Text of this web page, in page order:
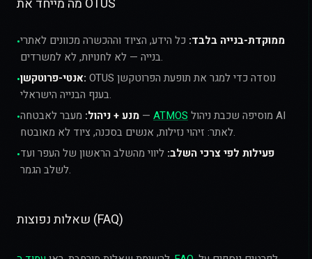
מה מייחד את OTUS
• ממוקדת-בנייה בלבד: כל הידע, הציוד וההכשרה מכוונים לאתרי
בנייה — לא לחנויות, לא למשרדים.
•
אנטי-פרוטקשן: OTUS נוסדה כדי למגר את תופעת הפרוטקשן
בענף הבנייה הישראלי.
•
מנע + ניהול: מעבר לאבטחה — ATMOS
לאתר: זיהוי נזילות, אנשים בסכנה, ציוד לא מאובטח.
•
פעילות לפי צרכי השלב: ליווי מהשלב הראשון של העפר ועד
לשלב הגמר.
שאלות נפוצות (FAQ)